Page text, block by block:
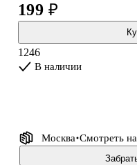
Набор шариков «Сердечки»
ведь с его помощью вы
сюрприз.
199 ₽
1246
В наличии
Москва Смотреть